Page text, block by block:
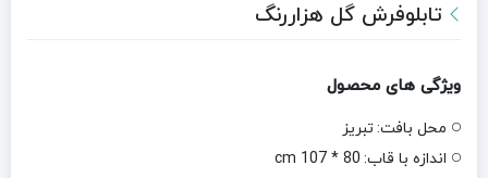
تابلوفرش گل هزاررنگ
ویژگی های محصول
محل بافت:تبریز
اندازه با قاب: 80 * 107 cm